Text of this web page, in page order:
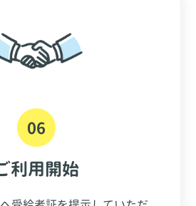
06
利用開始